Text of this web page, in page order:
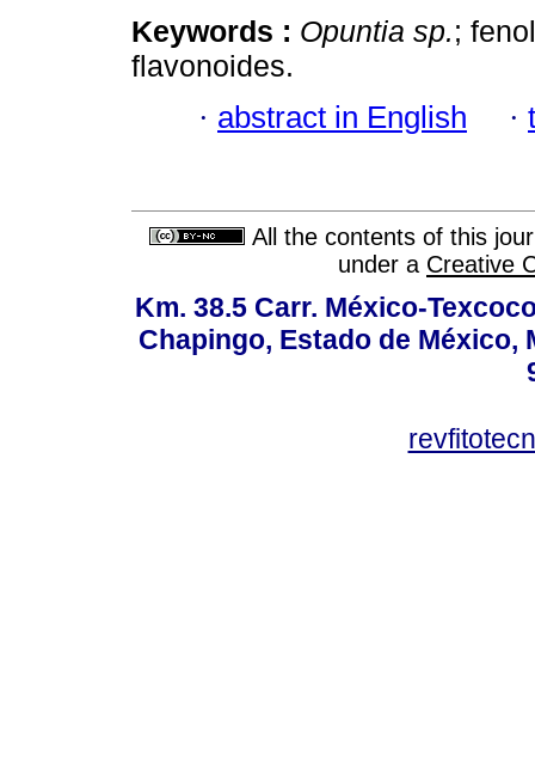
Keywords : Opuntia sp.;
flavonoides.
· abstract in English ·
All the contents of this
under a Creative
Km. 38.5 Carr. México-
Chapingo, Estado de México,